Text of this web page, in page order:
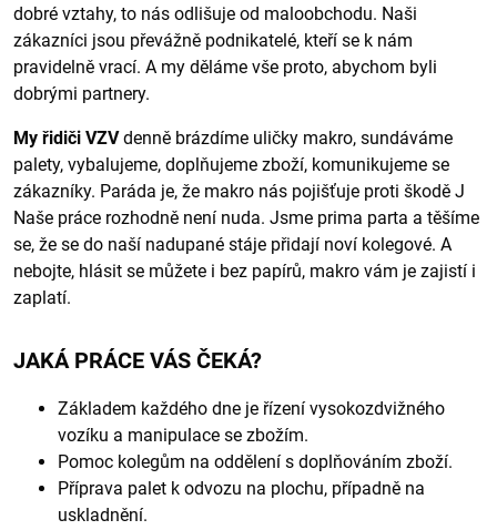
dobré vztahy, to nás odlišuje od maloobchodu. Naši
zákazníci jsou převážně podnikatelé, kteří se k nám
pravidelně vrací. A my děláme vše proto, abychom byli
dobrými partnery.
My řidiči VZVdenně brázdíme uličky makro, sundáváme
palety, vybalujeme, doplňujeme zboží, komunikujeme se
zákazníky. Paráda je, že makro nás pojišťuje proti škodě J
Naše práce rozhodně není nuda. Jsme prima parta a těšíme
se, že se do naší nadupané stáje přidají noví kolegové. A
nebojte, hlásit se můžete i bez papírů, makro vám je zajistí i
zaplatí.
JAKÁ PRÁCE VÁS ČEKÁ?
Základem každého dne je řízení vysokozdvižného
vozíku a manipulace se zbožím.
Pomoc kolegům na oddělení s doplňováním zboží.
Příprava palet k odvozu na plochu, případně na
uskladnění.